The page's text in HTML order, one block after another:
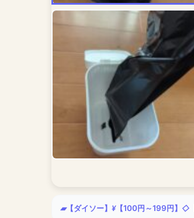
【ダイソー】 【100円～199円】